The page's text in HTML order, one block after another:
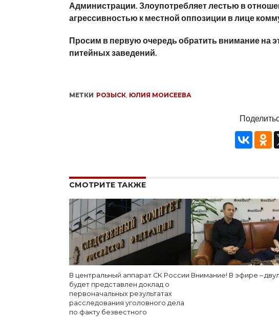
Администрации. Злоупотребляет лестью в
агрессивностью к местной оппозиции в лице
Просим в первую очередь обратить внимание на
питейных заведений.
МЕТКИ РОЗЫСК, ЮЛИЯ МОИСЕЕВА
СМОТРИТЕ ТАКЖЕ
В центральный аппарат СК России
будет представлен доклад о
первоначальных результатах
расследования уголовного дела
по факту безвестного
Внимание! В эфире –